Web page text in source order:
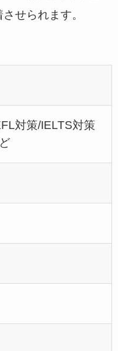
せられます。
対策/IELTS対策